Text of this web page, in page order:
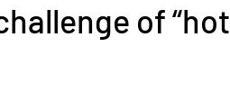
of “hot